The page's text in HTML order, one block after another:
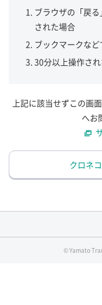
ブラウザの「戻
された場合
ブックマークな
30分以上操作さ
上記に該当せずこの画
へお
クロネ
© Yamato